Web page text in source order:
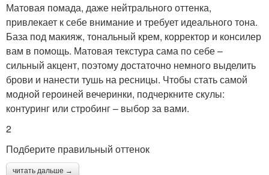
Матовая помада, даже нейтрального оттенка,
привлекает к себе внимание и требует идеального тона.
База под макияж, тональный крем, корректор и консилер
вам в помощь. Матовая текстура сама по себе –
сильный акцент, поэтому достаточно немного выделить
брови и нанести тушь на ресницы. Чтобы стать самой
модной героиней вечеринки, подчеркните скулы:
контуринг или стробинг – выбор за вами.
2
Подберите правильный оттенок
читать дальше →